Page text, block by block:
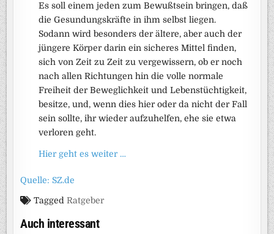
Es soll einem jeden zum Bewußtsein bringen, daß
die Gesundungskräfte in ihm selbst liegen.
Sodann wird besonders der ältere, aber auch der
jüngere Körper darin ein sicheres Mittel finden,
sich von Zeit zu Zeit zu vergewissern, ob er noch
nach allen Richtungen hin die volle normale
Freiheit der Beweglichkeit und Lebenstüchtigkeit,
besitze, und, wenn dies hier oder da nicht der Fall
sein sollte, ihr wieder aufzuhelfen, ehe sie etwa
verloren geht.
Hier geht es weiter …
Quelle: SZ.de
TaggedRatgeber
Auch interessant